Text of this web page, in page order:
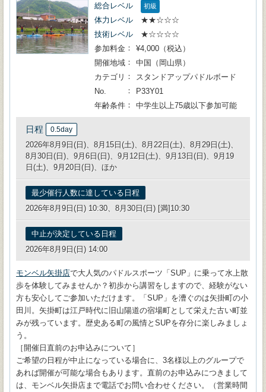
総合レベル 初級
体力レベル
★★☆☆☆
技術レベル
★☆☆☆☆
参加料金
¥4,000（税込）
開催地域
中国（岡山県）
カテゴリ
スタンドアップパドルボード
No.
P33Y01
年齢条件
中学生以上75歳以下参加可能
日程 0.5day
2026年8月9日(日)、8月15日(土)、8月22日(土)、8月29日(土)、
8月30日(日)、9月6日(日)、9月12日(土)、9月13日(日)、9月19
日(土)、9月20日(日)、ほか
最少催行人数に達している日程
2026年8月9日(日) 10:30、8月30日(日) [満]10:30
中止が決定している日程
2026年8月9日(日) 14:00
モンベル矢掛店で大人気のパドルスポーツ「SUP」に乗って水上散
歩を体験してみませんか？初歩から講習をしますので、経験がない
方も安心してご参加いただけます。「SUP」を漕ぐのは矢掛町の小
田川。矢掛町は江戸時代に旧山陽道の宿場町として栄えた古い町並
みが残っています。歴史ある町の風情とSUPを存分に楽しみましょ
う。
［開催日直前のお申込みについて］
ご希望の日程が中止になっている場合に、3名様以上のグループで
あれば開催が可能な場合もあります。直前のお申込みにつきまして
は、モンベル矢掛店まで電話でお問い合わせください。（営業時間